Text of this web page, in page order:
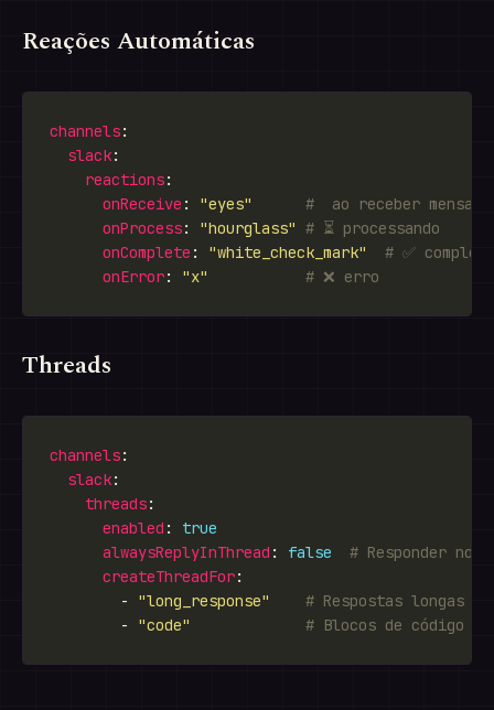
Reações Automáticas
channels
slack
reactions
onReceive : "eyes"
#  ao receber
onProcess: "hourglass" # ⏳ processando
onComplete : "white_check_mark"
# ✅
onError: "x" # ❌ erro
Threads
channels
slack
threads
enabled : true
alwaysReplyInThread : false
# Responder
createThreadFor
        -
"long_response"
# Respostas longas
        -
"code" # Blocos de código